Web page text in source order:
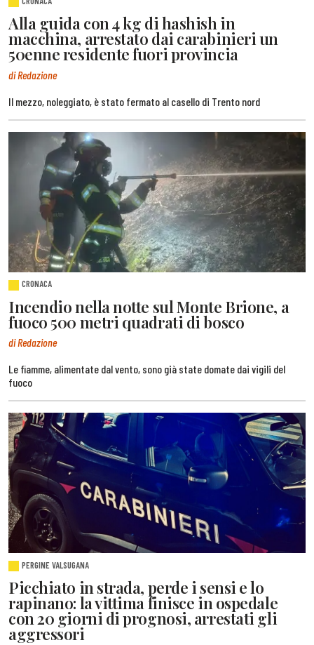
Alla guida con 4 kg di hashish in
macchina, arrestato dai carabinieri un
50enne residente fuori provincia
di Redazione
Il mezzo, noleggiato, è stato fermato al casello di Trento nord
CRONACA
Incendio nella notte sul Monte Brione, a
fuoco 500 metri quadrati di bosco
di Redazione
Le fiamme, alimentate dal vento, sono già state domate dai vigili del
fuoco
PERGINE VALSUGANA
Picchiato in strada, perde i sensi e lo
rapinano: la vittima finisce in ospedale
con 20 giorni di prognosi, arrestati gli
aggressori